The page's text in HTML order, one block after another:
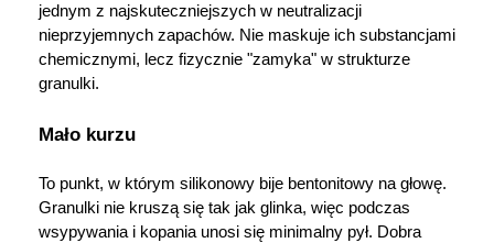
jednym z najskuteczniejszych w neutralizacji
nieprzyjemnych zapachów. Nie maskuje ich substancjami
chemicznymi, lecz fizycznie "zamyka" w strukturze
granulki.
Mało kurzu
To punkt, w którym silikonowy bije bentonitowy na głowę.
Granulki nie kruszą się tak jak glinka, więc podczas
wsypywania i kopania unosi się minimalny pył. Dobra